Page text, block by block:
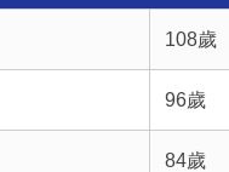
108歲
96歲
84歲